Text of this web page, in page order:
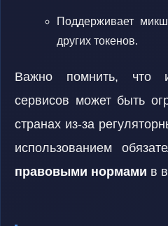
Поддерживает
других токенов.
Важно помнить, что
сервисов может быть
странах из-за
использованием
правовыми нормами в